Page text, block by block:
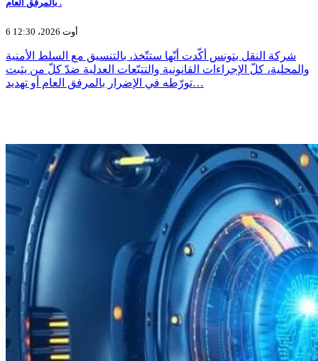
بالمرفق العام .
6 أوت 2026، 12:30
شركة النقل بتونس أكّدت أنّها ستتّخذ، بالتنسيق مع السلط الأمنية
والمحلية، كلّ الإجراءات القانونية والتتبّعات العدلية ضدّ كلّ من يثبت
تورّطه في الإضرار بالمرفق العام أو تهديد…